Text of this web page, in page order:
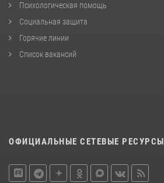
Психологическая помощь
Социальная защита
Горячие линии
Список вакансий
ОФИЦИАЛЬНЫЕ СЕТЕВЫЕ РЕСУРСЫ